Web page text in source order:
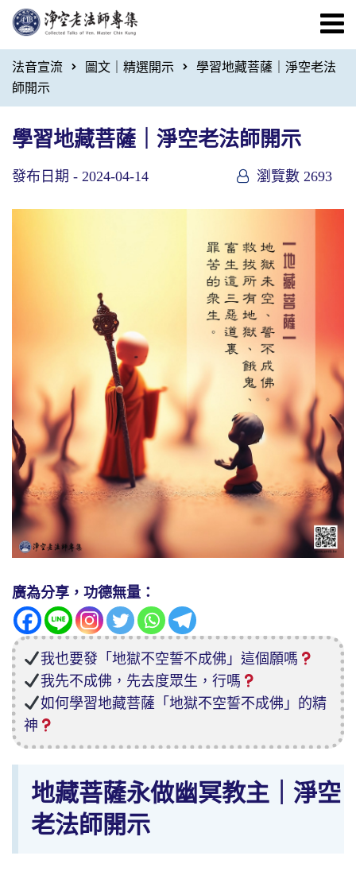
法音宣流 圖文｜精選開示
學習地藏菩薩｜淨空老法
師開示
學習地藏菩薩｜淨空老法師開示
發布日期 - 2024-04-14 瀏覽數 2693
廣為分享，功德無量：
我也要發「地獄不空誓不成佛」這個願嗎
我先不成佛，先去度眾生，行嗎
如何學習地藏菩薩「地獄不空誓不成佛」的精
神
地藏菩薩永做幽冥教主｜淨空
老法師開示